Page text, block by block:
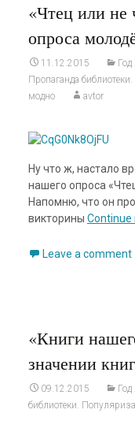
«Чтец или не
опроса
11.12.2015
Пропаганда
модно
avtor
Ну что ж, настало
нашего опроса
Напомню, что он
викторины Continue
Leave a comment
«Книги
значении
09.12.2015
библиотеки.